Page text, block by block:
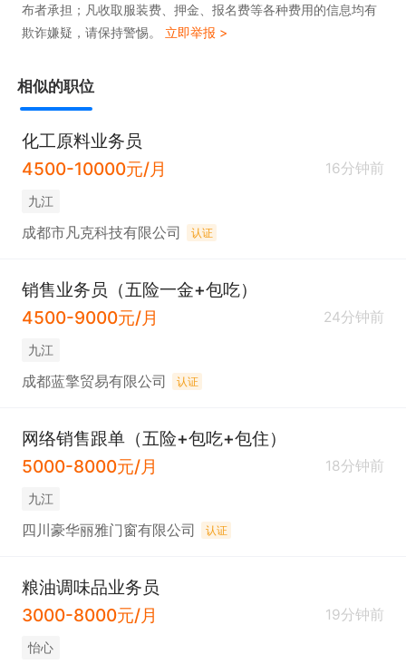
布者承担；凡收取服装费、押金、报名费等各种费用的信息均有
欺诈嫌疑，请保持警惕。 立即举报 >
相似的职位
化工原料业务员
4500-10000元/月
16分钟前
九江
成都市凡克科技有限公司 认证
销售业务员（五险一金+包吃）
4500-9000元/月
24分钟前
九江
成都蓝擎贸易有限公司 认证
网络销售跟单（五险+包吃+包住）
5000-8000元/月
18分钟前
九江
四川豪华丽雅门窗有限公司 认证
粮油调味品业务员
3000-8000元/月
19分钟前
怡心